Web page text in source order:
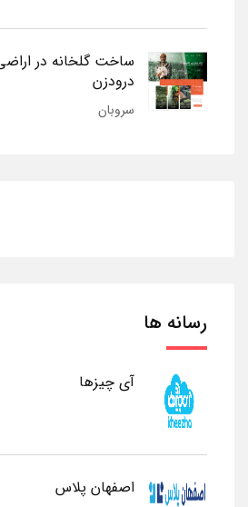
ساخت گلخانه در
درودزن
سروبان
رسانه ها
آی چیزها
اصفهان پلاس